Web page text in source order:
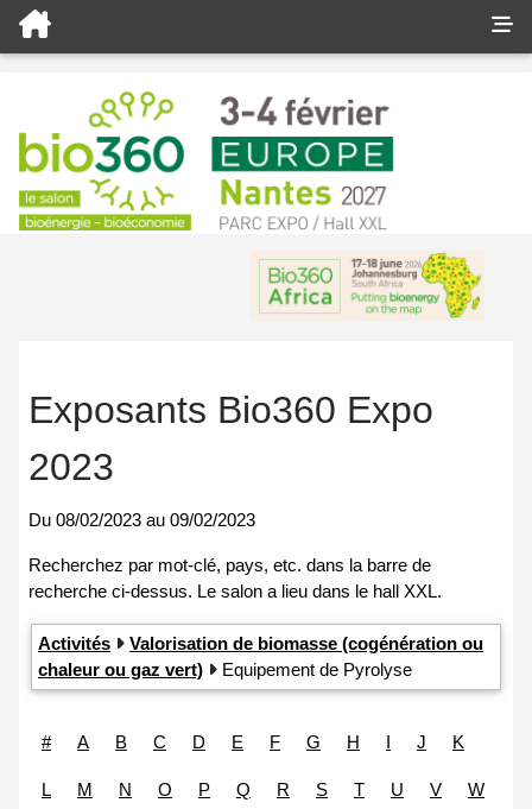
Exposants Bio360 Expo
2023
Du 08/02/2023 au 09/02/2023
Activités
Valorisation de biomasse (cogénération ou
chaleur ou gaz vert)
Equipement de Pyrolyse
# A B C D E F G H I J K
L M N O P Q R S T U V W